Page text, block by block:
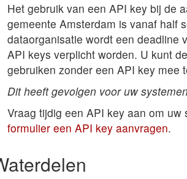
Het gebruik van een API key bij de
gemeente Amsterdam is vanaf half
dataorganisatie wordt een deadline
API keys verplicht worden. U kunt
gebruiken zonder een API key mee
Dit heeft gevolgen voor uw
Vraag tijdig een API key aan om
formulier een API key aanvragen.